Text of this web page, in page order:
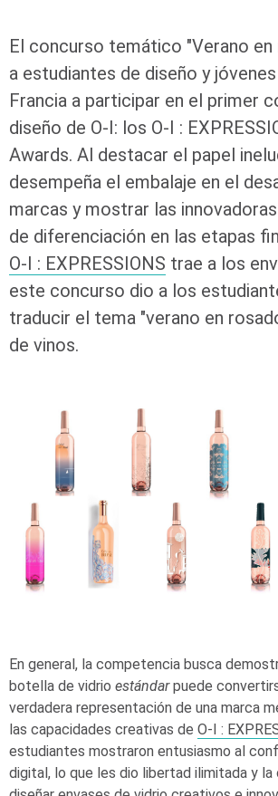
El concurso temático "Verano en
a estudiantes de diseño y
Francia a participar en el primer
diseño de O-I: los O-I :
Awards. Al destacar el papel
desempeña el embalaje en el
marcas y mostrar las
de diferenciación en las etapas
O-I : EXPRESSIONS trae a los
este concurso dio a los
traducir el tema "verano en
de vinos.
En general, la competencia busca
botella de vidrio estándarpuede
verdadera representación de una marca
las capacidades creativas de O-I :
estudiantes mostraron entusiasmo al
digital, lo que les dio libertad ilimitada y la